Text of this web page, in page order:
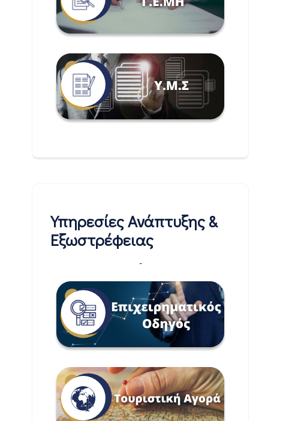
Υπηρεσίες Ανάπτυξης &
Εξωστρέφειας
-